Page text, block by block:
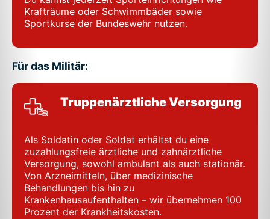
Krafträume oder Schwimmbäder sowie
Sportkurse der Bundeswehr nutzen.
Für das Militär:
Truppenärztliche Versorgung
Als Soldatin oder Soldat erhältst du eine
zuzahlungsfreie ärztliche und zahnärztliche
Versorgung, sowohl ambulant als auch stationär.
Von Arzneimitteln, über medizinische
Behandlungen bis hin zu
Krankenhausaufenthalten – wir übernehmen 100
Prozent der Krankheitskosten.